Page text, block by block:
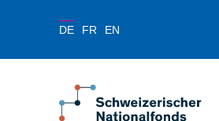
DE FR EN